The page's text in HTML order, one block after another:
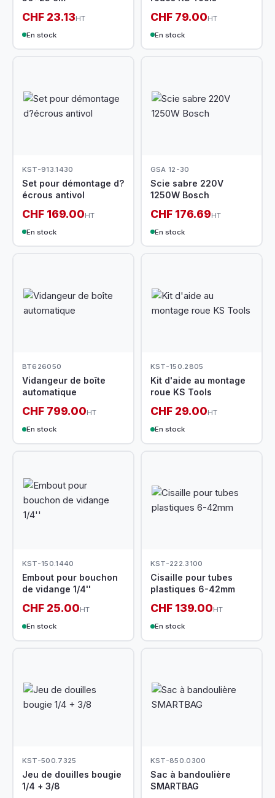
CHF 23.13HT
En stock
CHF 79.00HT
En stock
KST-913.1430
Set pour démontage d?
écrous antivol
CHF 169.00HT
En stock
GSA 12-30
Scie sabre 220V
1250W Bosch
CHF 176.69HT
En stock
BT626050
Vidangeur de boîte
automatique
CHF 799.00HT
En stock
KST-150.2805
Kit d'aide au montage
roue KS Tools
CHF 29.00HT
En stock
KST-150.1440
Embout pour bouchon
de vidange 1/4''
CHF 25.00HT
En stock
KST-222.3100
Cisaille pour tubes
plastiques 6-42mm
CHF 139.00HT
En stock
KST-500.7325
Jeu de douilles bougie
1/4 + 3/8
KST-850.0300
Sac à bandoulière
SMARTBAG